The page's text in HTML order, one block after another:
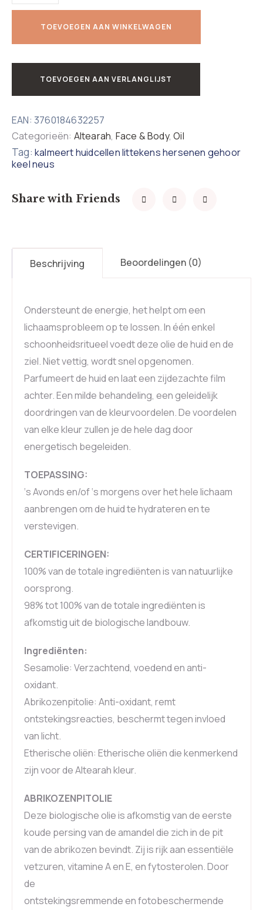
TOEVOEGEN AAN WINKELWAGEN
TOEVOEGEN AAN VERLANGLIJST
EAN: 3760184632257
Categorieën: Altearah, Face & Body,Oil
Tag: kalmeert huidcellen littekens hersenen gehoor
keel neus
Share with Friends
Beschrijving Beoordelingen (0)
Ondersteunt de energie, het helpt om een
lichaamsprobleem op te lossen. In één enkel
schoonheidsritueel voedt deze olie de huid en de
ziel. Niet vettig, wordt snel opgenomen.
Parfumeert de huid en laat een zijdezachte film
achter. Een milde behandeling, een geleidelijk
doordringen van de kleurvoordelen. De voordelen
van elke kleur zullen je de hele dag door
energetisch begeleiden.
TOEPASSING:
‘s Avonds en/of ‘s morgens over het hele lichaam
aanbrengen om de huid te hydrateren en te
verstevigen.
CERTIFICERINGEN:
100% van de totale ingrediënten is van natuurlijke
oorsprong.
98% tot 100% van de totale ingrediënten is
afkomstig uit de biologische landbouw.
Ingrediënten:
Sesamolie: Verzachtend, voedend en anti-
oxidant.
Abrikozenpitolie: Anti-oxidant, remt
ontstekingsreacties, beschermt tegen invloed
van licht.
Etherische oliën: Etherische oliën die kenmerkend
zijn voor de Altearah kleur.
ABRIKOZENPITOLIE
Deze biologische olie is afkomstig van de eerste
koude persing van de amandel die zich in de pit
van de abrikozen bevindt. Zij is rijk aan essentiële
vetzuren, vitamine A en E, en fytosterolen. Door
de
ontstekingsremmende en fotobeschermende